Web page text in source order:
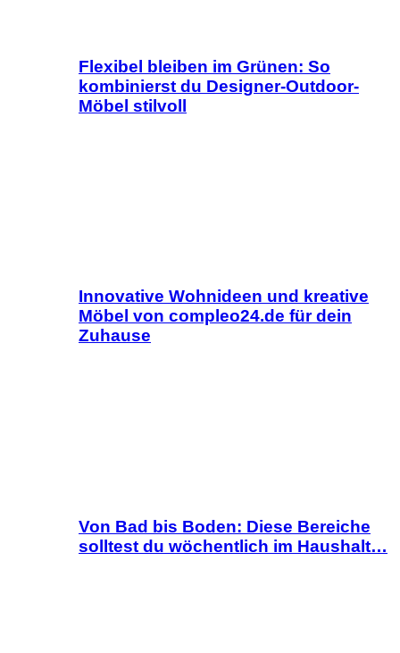
Flexibel bleiben im Grünen: So
kombinierst du Designer-Outdoor-
Möbel stilvoll
Innovative Wohnideen und kreative
Möbel von compleo24.de für dein
Zuhause
Von Bad bis Boden: Diese Bereiche
solltest du wöchentlich im Haushalt…